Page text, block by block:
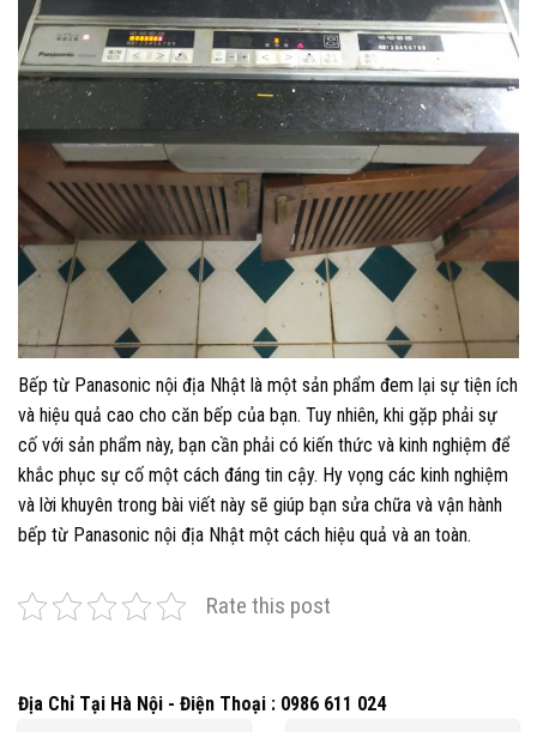
Bếp từ Panasonic nội địa Nhật là một sản phẩm đem lại sự tiện ích
và hiệu quả cao cho căn bếp của bạn. Tuy nhiên, khi gặp phải sự
cố với sản phẩm này, bạn cần phải có kiến thức và kinh nghiệm để
khắc phục sự cố một cách đáng tin cậy. Hy vọng các kinh nghiệm
và lời khuyên trong bài viết này sẽ giúp bạn sửa chữa và vận hành
bếp từ Panasonic nội địa Nhật một cách hiệu quả và an toàn.
Rate this post
Địa Chỉ Tại Hà Nội - Điện Thoại : 0986 611 024